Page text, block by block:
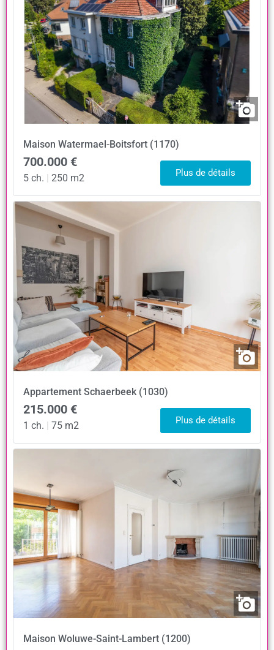
Maison Watermael-Boitsfort (1170)
700.000 €
5 ch. 250 m2 Plus de détails
Appartement Schaerbeek (1030)
215.000 €
1 ch. | 75 m2 Plus de détails
Maison Woluwe-Saint-Lambert (1200)